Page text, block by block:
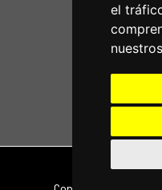
el
Nota legal|